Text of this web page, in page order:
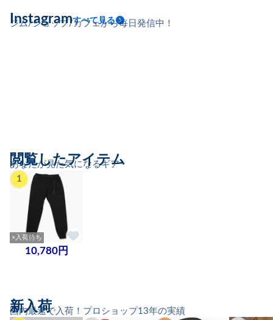
ジム/ショップ/カフェから毎日発信中！
Instagramすべて見る
あなたが見た気になるギア
閲覧したアイテム
1
×入荷待ち
10,780円
国内最速で入荷！プロショップ13年の実績
新入荷